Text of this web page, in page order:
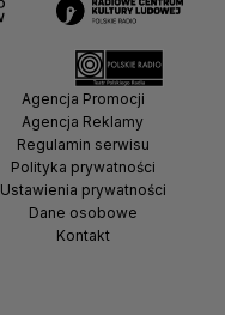
Agencja Promocji
Agencja Reklamy
Regulamin serwisu
Polityka prywatności
Ustawienia prywatności
Dane osobowe
Kontakt